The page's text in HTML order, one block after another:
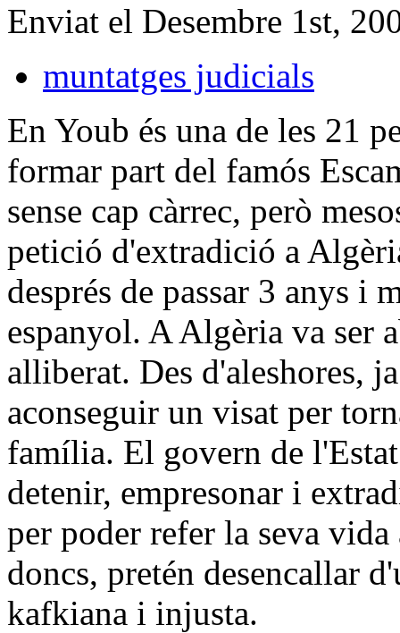
Enviat el Desembre 1st,
muntatges judicials
En Youb és una de les 21
formar part del famós
sense cap càrrec, però
petició d'extradició a
després de passar 3 anys i
espanyol. A Algèria va ser
alliberat. Des d'aleshores,
aconseguir un visat per
família. El govern de
detenir, empresonar i
per poder refer la seva vida
doncs, pretén desencallar
kafkiana i injusta.